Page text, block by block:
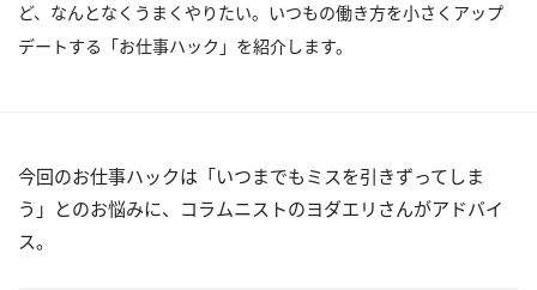
ど、なんとなくうまくやりたい。いつもの働き方を小さくアップ
デートする「お仕事ハック」を紹介します。
今回のお仕事ハックは「いつまでもミスを引きずってしま
う」とのお悩みに、コラムニストのヨダエリさんがアドバイ
ス。